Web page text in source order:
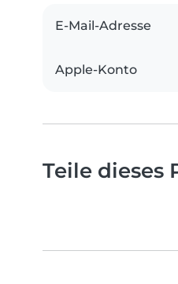
E-Mail-Adresse
Apple-Konto
Teile dieses